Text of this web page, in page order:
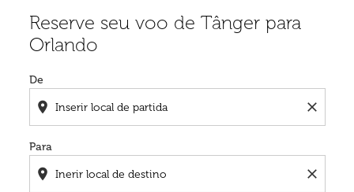
Reserve seu voo de Tânger para
Orlando
De
location_on close
Para
location_on close
Experimente atualizar a rota (partida e/ou destino)